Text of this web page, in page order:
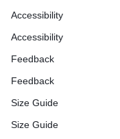
Accessibility
Accessibility
Feedback
Feedback
Size Guide
Size Guide